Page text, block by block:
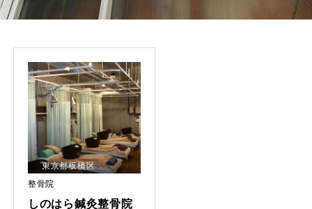
整骨院
しのはら鍼灸整骨院
東京都板橋区